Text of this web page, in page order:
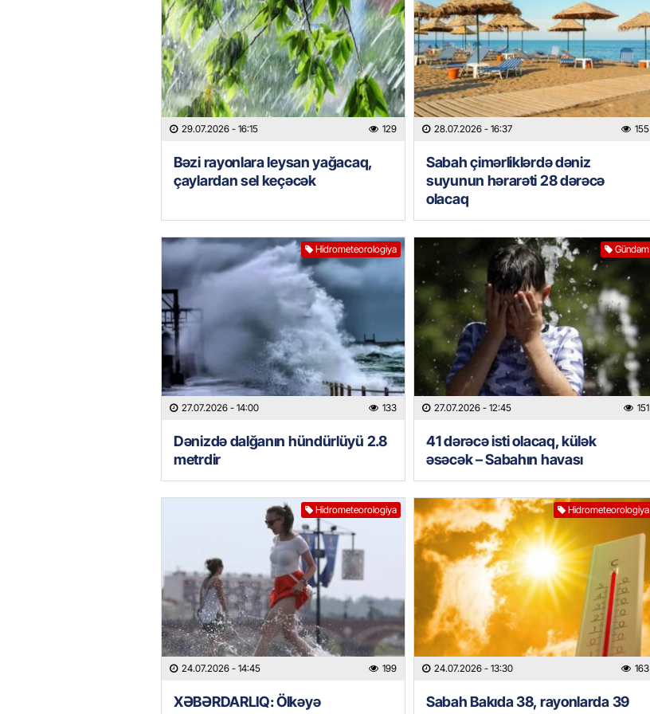
29.07.2026 - 16:15 129
Bəzi rayonlara leysan yağacaq,
çaylardan sel keçəcək
28.07.2026 - 16:37 155
Sabah çimərliklərdə dəniz
suyunun hərarəti 28 dərəcə
olacaq
Hidrometeorologiya
27.07.2026 - 14:00 133
Dənizdə dalğanın hündürlüyü 2.8
metrdir
Gündəm
27.07.2026 - 12:45 151
41 dərəcə isti olacaq, külək
əsəcək – Sabahın havası
Hidrometeorologiya
24.07.2026 - 14:45 199
XƏBƏRDARLIQ: Ölkəyə
Hidrometeorologiya
24.07.2026 - 13:30 163
Sabah Bakıda 38, rayonlarda 39